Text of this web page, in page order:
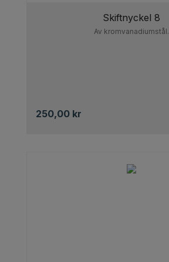
Skiftnyckel 8
Av kromvanadiumstål.
250,00 kr